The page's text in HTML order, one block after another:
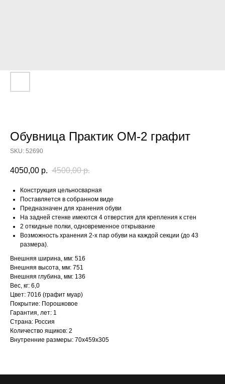
Обувница Практик ОМ-2 графит
SKU: 52690
4050,00 р. 4500,00 р.
Конструкция цельносварная
Поставляется в собранном виде
Предназначен для хранения обуви
На задней стенке имеются 4 отверстия для крепления к стен
2 откидные полки, одновременное открывание
Возможность хранения 2-х пар обуви на каждой секции (до 43
размера).
Внешняя ширина, мм: 516
Внешняя высота, мм: 751
Внешняя глубина, мм: 136
Вес, кг: 6,0
Цвет: 7016 (графит муар)
Покрытие: Порошковое
Гарантия, лет: 1
Страна: Россия
Количество ящиков: 2
Внутренние размеры: 70x459x305